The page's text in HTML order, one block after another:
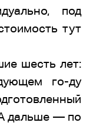
под
тут
шесть лет:
го-ду
дальше — по